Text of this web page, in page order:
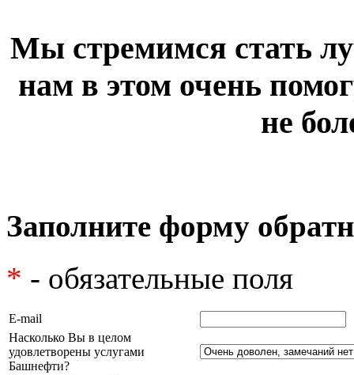
Мы стремимся стать
нам в этом очень
не
Заполните форму
* - обязательные поля
E-mail
Насколько Вы в целом
удовлетворены услугами
Башнефти?